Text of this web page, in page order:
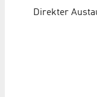
Direkter